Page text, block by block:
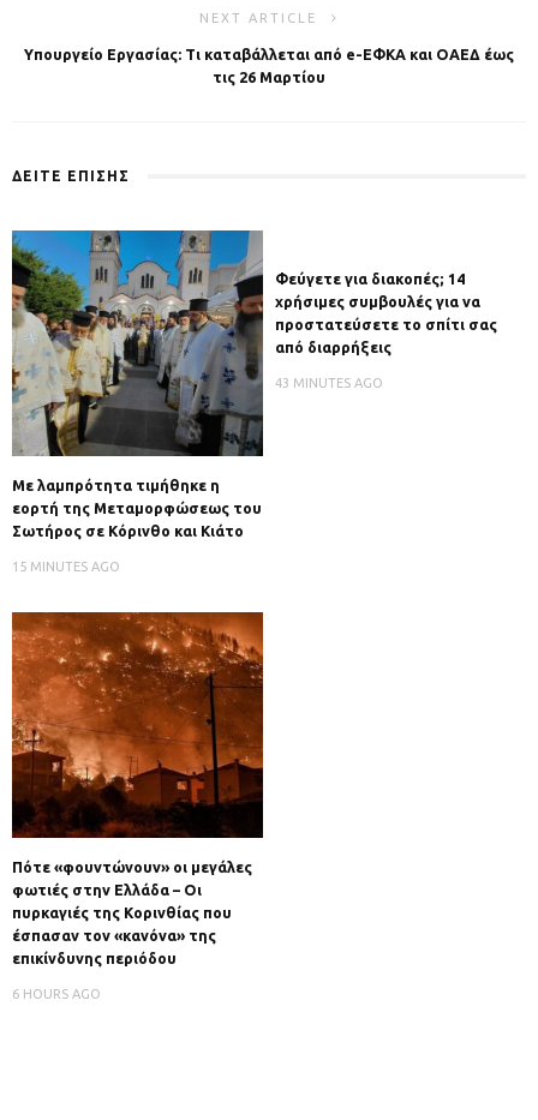
NEXT ARTICLE
Υπουργείο Εργασίας: Τι καταβάλλεται από e-ΕΦΚΑ και ΟΑΕΔ έως
τις 26 Μαρτίου
ΔΕΙΤΕ ΕΠΙΣΗΣ
Με λαμπρότητα τιμήθηκε η
εορτή της Μεταμορφώσεως του
Σωτήρος σε Κόρινθο και Κιάτο
15 MINUTES AGO
Φεύγετε για διακοπές; 14
χρήσιμες συμβουλές για να
προστατεύσετε το σπίτι σας
από διαρρήξεις
43 MINUTES AGO
Πότε «φουντώνουν» οι μεγάλες
φωτιές στην Ελλάδα – Οι
πυρκαγιές της Κορινθίας που
έσπασαν τον «κανόνα» της
επικίνδυνης περιόδου
6 HOURS AGO